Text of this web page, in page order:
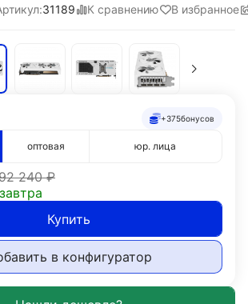
31189 К сравнению В избранное
+375бонусов
оптовая юр. лица
240₽
завтра
Купить
в конфигуратор